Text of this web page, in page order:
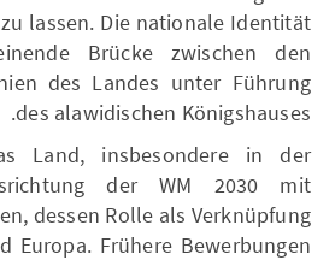
lassen. Die nationale Identität
Brücke zwischen den
des Landes unter Führung
des alawidischen Königshauses.
Land, insbesondere in der
der WM 2030 mit
dessen Rolle als Verknüpfung
Europa. Frühere Bewerbungen